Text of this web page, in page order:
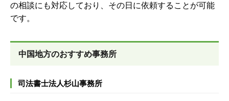
の相談にも対応しており、その日に依頼することが可能
です。
中国地方のおすすめ事務所
司法書士法人杉山事務所